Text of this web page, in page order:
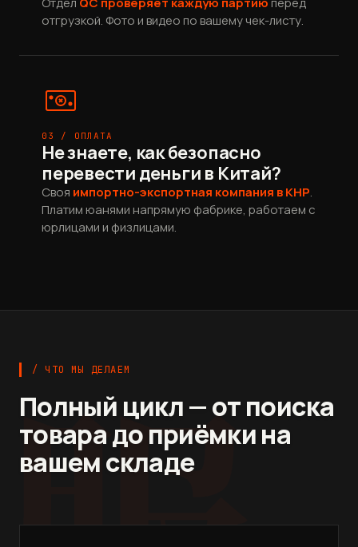
отгрузкой. Фото и видео по вашему чек-листу.
03 / ОПЛАТА
Не знаете, как безопасно
перевести деньги в Китай?
Своя импортно-экспортная компания в КНР.
Платим юанями напрямую фабрике, работаем с
юрлицами и физлицами.
/ ЧТО МЫ ДЕЛАЕМ
Полный цикл — от поиска
товара до приёмки на
вашем складе